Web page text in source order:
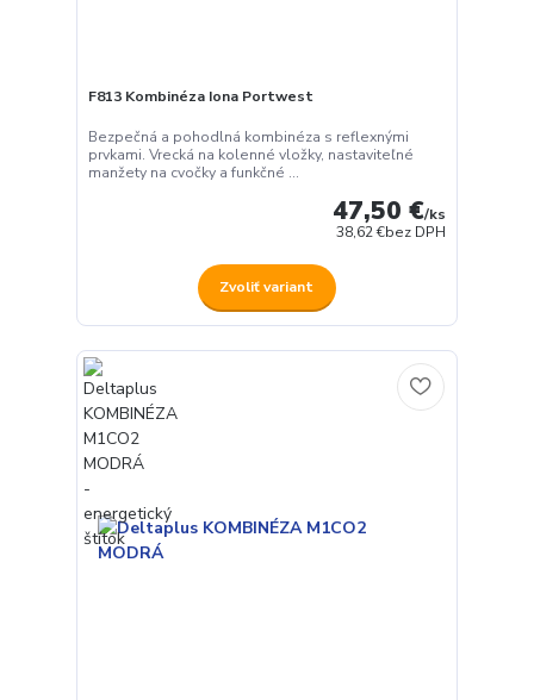
F813 Kombinéza Iona Portwest
Bezpečná a pohodlná kombinéza s reflexnými
prvkami. Vrecká na kolenné vložky, nastaviteľné
manžety na cvočky a funkčné ...
47,50 €/ks
38,62 €bez DPH
Zvoliť variant